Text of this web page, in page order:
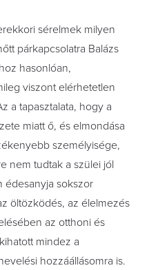
sérelmek milyen
párkapcsolatra Balázs
hasonlóan,
viszont elérhetetlen
a tapasztalata, hogy a
miatt ő, és elmondása
személyisége,
nem tudtak a szülei jól
édesanyja sokszor
öltözködés, az élelmezés
az otthoni és
mindez a
hozzáállásomra is.